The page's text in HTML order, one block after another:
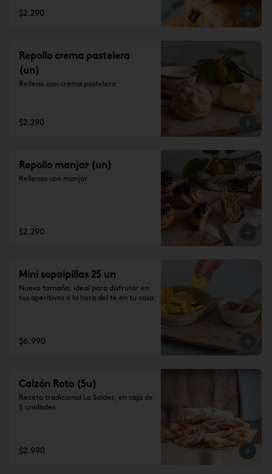
$2.290
Repollo crema pastelera
(un)
Relleno con crema pastelera
$2.290
Repollo manjar (un)
Rellenos con manjar
$2.290
Mini sopaipillas 25 un
Nuevo tamaño, ideal para disfrutar en
tus aperitivos o la hora del té en tu casa
$6.990
Calzón Roto (5u)
Receta tradicional Lo Saldes, en caja de
5 unidades
$2.990